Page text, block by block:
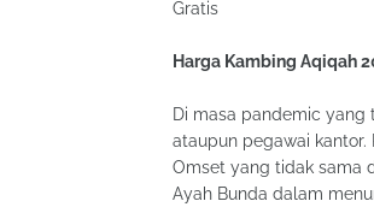
Gratis
Harga Kambing Aqiqah
Di masa pandemic yang
ataupun pegawai kantor.
Omset yang tidak sama
Ayah Bunda dalam